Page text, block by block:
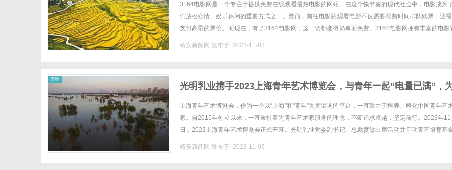
3164电影网是一个专注于提供免费在线观看最热电影的网站。在这个快节奏的现代社会中，电影成为
们放松心情、娱乐休闲的重要方式之一。然而，前往电影院观看电影不仅需要花费时间排队购票，还
支付高昂的票价。而现在，有了3164电影网，这一切都变得简单而免费。3164电影网拥有丰富的电影
靖安新闻网 发布于 2023-11-03
资讯
光明乳业携手2023上海青年艺术博览会，与青年一起“电量已满”，
品质生活注入新鲜活力
上海青年艺术博览会，作为一个以“上海”和“青年”为关键词的平台，一直致力于培养、孵化中国青年艺
家。自2015年创立以来，一直秉持着为青年艺术家服务的理念，不断追求卓越，坚定前行。2023年11
日，2023上海青年艺术博览会正式开幕。光明乳业党委副书记、总裁贲敏出席活动并启动青艺培育基金
靖安新闻网 发布于 2023-11-03